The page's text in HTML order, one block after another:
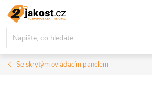
Přejít
obsah
Se skrytým ovládacím panelem